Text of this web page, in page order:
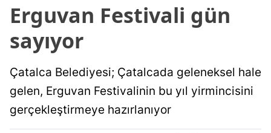
Erguvan Festivali gün
sayıyor
Çatalca Belediyesi; Çatalcada geleneksel hale
gelen, Erguvan Festivalinin bu yıl yirmincisini
gerçekleştirmeye hazırlanıyor